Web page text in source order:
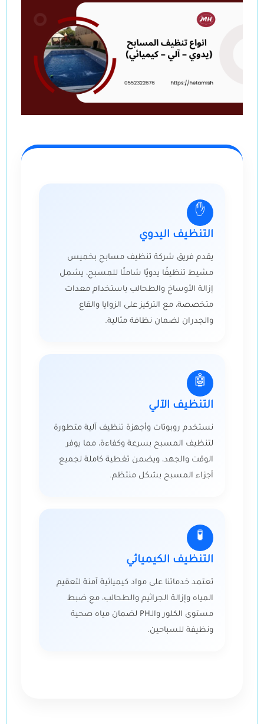
✋
التنظيف اليدوي
يقدم فريق شركة تنظيف مسابح بخميس
مشيط تنظيفًا يدويًا شاملًا للمسبح، يشمل
إزالة الأوساخ والطحالب باستخدام معدات
متخصصة، مع التركيز على الزوايا والقاع
والجدران لضمان نظافة مثالية.
🤖
التنظيف الآلي
نستخدم روبوتات وأجهزة تنظيف آلية متطورة
لتنظيف المسبح بسرعة وكفاءة، مما يوفر
الوقت والجهد، ويضمن تغطية كاملة لجميع
أجزاء المسبح بشكل منتظم.
🧪
التنظيف الكيميائي
تعتمد خدماتنا على مواد كيميائية آمنة لتعقيم
المياه وإزالة الجراثيم والطحالب، مع ضبط
مستوى الكلور والـPH لضمان مياه صحية
ونظيفة للسباحين.